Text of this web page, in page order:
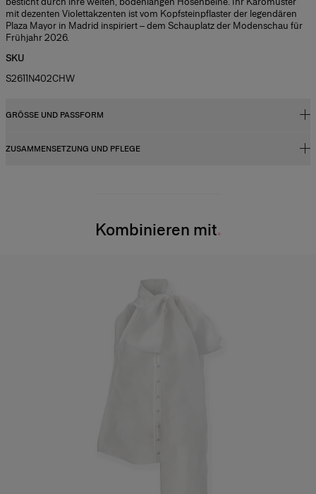
mit dezenten Violettakzenten ist vom Kopfsteinpflaster der legendären
Plaza Mayor in Madrid inspiriert – dem Schauplatz der Modenschau für
Frühjahr 2026.
SKU
S2611N402CHW
GRÖSSE UND PASSFORM
Hoher Bund, weites Bein
ZUSAMMENSETZUNG UND PFLEGE
Nur chemische ReinigungKombinieren mit